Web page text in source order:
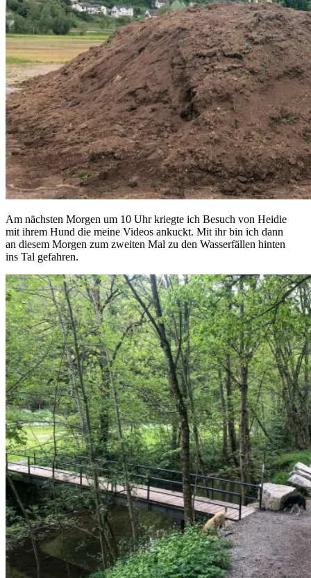
Am nächsten Morgen um 10 Uhr kriegte ich Besuch von Heidie
mit ihrem Hund die meine Videos ankuckt. Mit ihr bin ich dann
an diesem Morgen zum zweiten Mal zu den Wasserfällen hinten
ins Tal gefahren.